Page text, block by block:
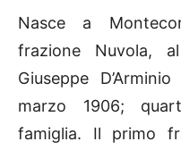
Nasce a
frazione Nuvola,
Giuseppe
marzo 1906;
famiglia. Il primo